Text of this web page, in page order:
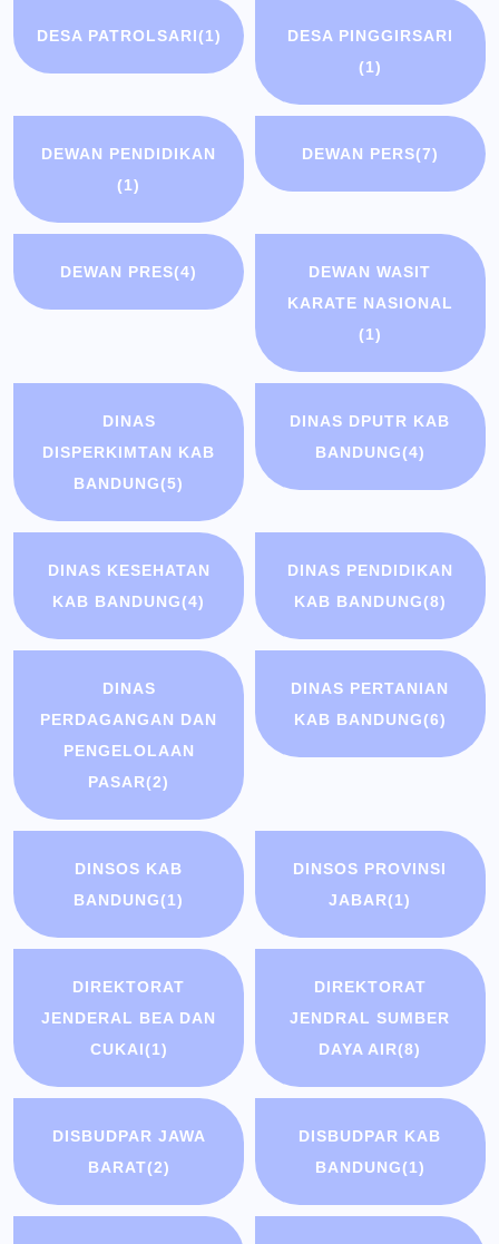
DESA PATROLSARI(1)
DESA PINGGIRSARI
(1)
DEWAN PENDIDIKAN
(1)
DEWAN PERS(7)
DEWAN PRES(4)
DEWAN WASIT
KARATE NASIONAL
(1)
DINAS
DISPERKIMTAN KAB
BANDUNG(5)
DINAS DPUTR KAB
BANDUNG(4)
DINAS KESEHATAN
KAB BANDUNG(4)
DINAS PENDIDIKAN
KAB BANDUNG(8)
DINAS
PERDAGANGAN DAN
PENGELOLAAN
PASAR(2)
DINAS PERTANIAN
KAB BANDUNG(6)
DINSOS KAB
BANDUNG(1)
DINSOS PROVINSI
JABAR(1)
DIREKTORAT
JENDERAL BEA DAN
CUKAI(1)
DIREKTORAT
JENDRAL SUMBER
DAYA AIR(8)
DISBUDPAR JAWA
BARAT(2)
DISBUDPAR KAB
BANDUNG(1)